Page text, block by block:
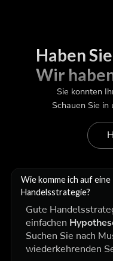
Haben
Wir
Sie konnten
Schauen Sie in
Wie komme ich auf
Handelsstrategie?
Gute
einfachen
Suchen Sie nach
wiederkehrenden